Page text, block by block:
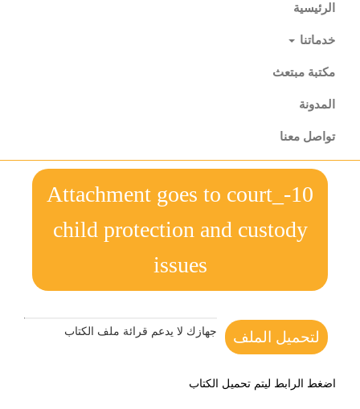
الرئيسية
خدماتنا
مكتبة مبتعث
المدونة
تواصل معنا
10-Attachment goes to court_
child protection and custody
issues
لتحميل الملف جهازك لا يدعم قرائة ملف الكتاب
اضغط الرابط ليتم تحميل الكتاب